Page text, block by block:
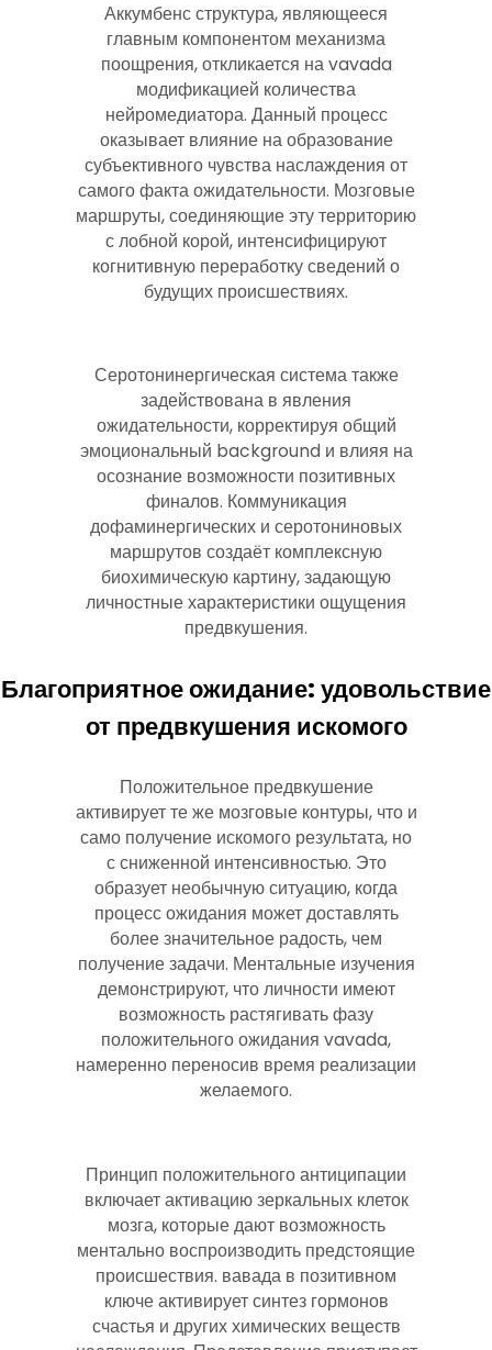
Аккумбенс структура, являющееся
главным компонентом механизма
поощрения, откликается на vavada
модификацией количества
нейромедиатора. Данный процесс
оказывает влияние на образование
субъективного чувства наслаждения от
самого факта ожидательности. Мозговые
маршруты, соединяющие эту территорию
с лобной корой, интенсифицируют
когнитивную переработку сведений о
будущих происшествиях.
Серотонинергическая система также
задействована в явления
ожидательности, корректируя общий
эмоциональный background и влияя на
осознание возможности позитивных
финалов. Коммуникация
дофаминергических и серотониновых
маршрутов создаёт комплексную
биохимическую картину, задающую
личностные характеристики ощущения
предвкушения.
Благоприятное ожидание: удовольствие
от предвкушения искомого
Положительное предвкушение
активирует те же мозговые контуры, что и
само получение искомого результата, но
с сниженной интенсивностью. Это
образует необычную ситуацию, когда
процесс ожидания может доставлять
более значительное радость, чем
получение задачи. Ментальные изучения
демонстрируют, что личности имеют
возможность растягивать фазу
положительного ожидания vavada,
намеренно переносив время реализации
желаемого.
Принцип положительного антиципации
включает активацию зеркальных клеток
мозга, которые дают возможность
ментально воспроизводить предстоящие
происшествия. вавада в позитивном
ключе активирует синтез гормонов
счастья и других химических веществ